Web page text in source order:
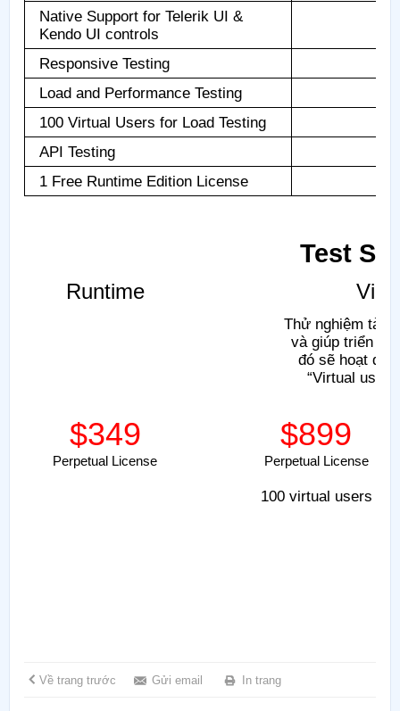
Native Support for Telerik UI &
Kendo UI controls
Responsive Testing
Load and Performance Testing
100 Virtual Users for Load Testing
API Testing
1 Free Runtime Edition License
Test
Runtime
Thử nghiệm tải
và giúp triển
đó sẽ hoạt
“Virtual
$349
Perpetual License
$899
Perpetual License
100 virtual users
Về trang trước Gửi email In trang